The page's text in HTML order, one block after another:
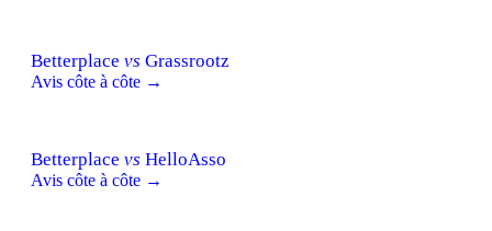
Betterplace vs Grassrootz
Avis côte à côte →
Betterplace vs HelloAsso
Avis côte à côte →